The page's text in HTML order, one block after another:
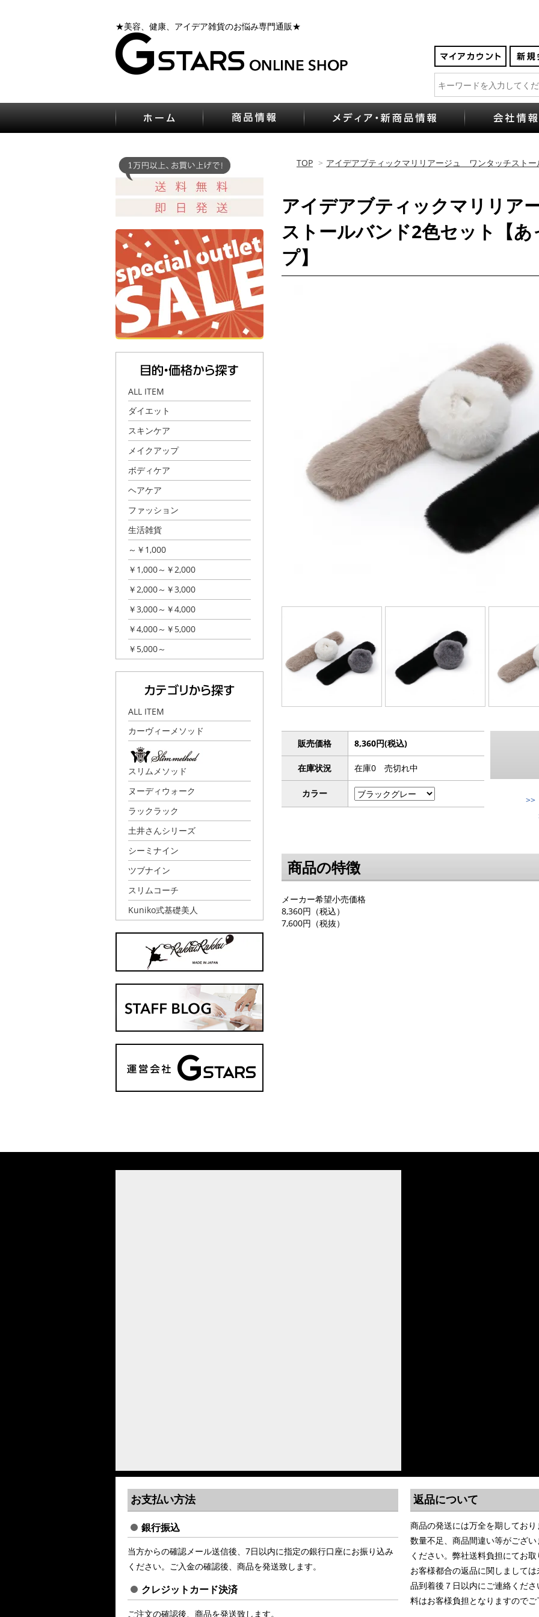
★美容、健康、アイデア雑貨のお悩み専門通販★
TOP > アイデアブティックマリリアージュ ワンタッチスト
アイデアブティックマリリ
ストールバンド2色セット【
プ】
販売価格 8,360円(税込)
在庫状況 在庫0 売切れ中
カラー
商品の特徴
メーカー希望小売価格
8,360円（税込）
7,600円（税抜）
ALL ITEM
ダイエット
スキンケア
メイクアップ
ボディケア
ヘアケア
ファッション
生活雑貨
～￥1,000
￥1,000～￥2,000
￥2,000～￥3,000
￥3,000～￥4,000
￥4,000～￥5,000
￥5,000～
ALL ITEM
カーヴィーメソッド
スリムメソッド
ヌーディウォーク
ラックラック
土井さんシリーズ
シーミナイン
ツブナイン
スリムコーチ
Kuniko式基礎美人
お支払い方法
銀行振込
当方からの確認メール送信後、7日以内に指定の銀行口座にお振り込み
ください。ご入金の確認後、商品を発送致します。
クレジットカード決済
ご注文の確認後、商品を発送致します。
返品について
商品の発送には万全を期しており
数量不足、商品間違い等がござ
ください。弊社送料負担にてお取
お客様都合の返品に関しまして
品到着後７日以内にご連絡くだ
料はお客様負担となりますのでご